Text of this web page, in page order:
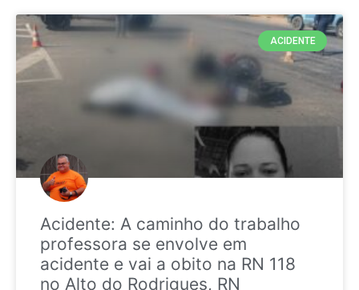
ACIDENTE
Acidente: A caminho do trabalho
professora se envolve em
acidente e vai a obito na RN 118
no Alto do Rodrigues, RN